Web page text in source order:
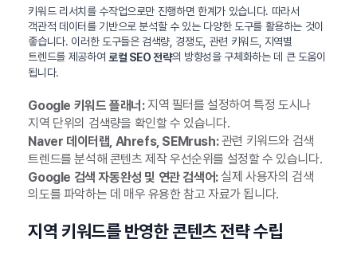
키워드 리서치를 수작업으로만 진행하면 한계가 있습니다. 따라서
객관적 데이터를 기반으로 분석할 수 있는 다양한 도구를 활용하는 것이
좋습니다. 이러한 도구들은 검색량, 경쟁도, 관련 키워드, 지역별
트렌드를 제공하여 로컬 SEO 전략의 방향성을 구체화하는 데 큰 도움이
됩니다.
Google 키워드 플래너:지역 필터를 설정하여 특정 도시나
지역 단위의 검색량을 확인할 수 있습니다.
Naver 데이터랩, Ahrefs, SEMrush:관련 키워드와 검색
트렌드를 분석해 콘텐츠 제작 우선순위를 설정할 수 있습니다.
Google 검색 자동완성 및 연관 검색어:실제 사용자의 검색
의도를 파악하는 데 매우 유용한 참고 자료가 됩니다.
지역 키워드를 반영한 콘텐츠 전략 수립